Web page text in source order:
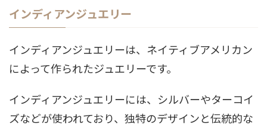
インディアンジュエリー
インディアンジュエリーは、ネイティブアメリカン
によって作られたジュエリーです。
インディアンジュエリーには、シルバーやターコイ
ズなどが使われており、独特のデザインと伝統的な